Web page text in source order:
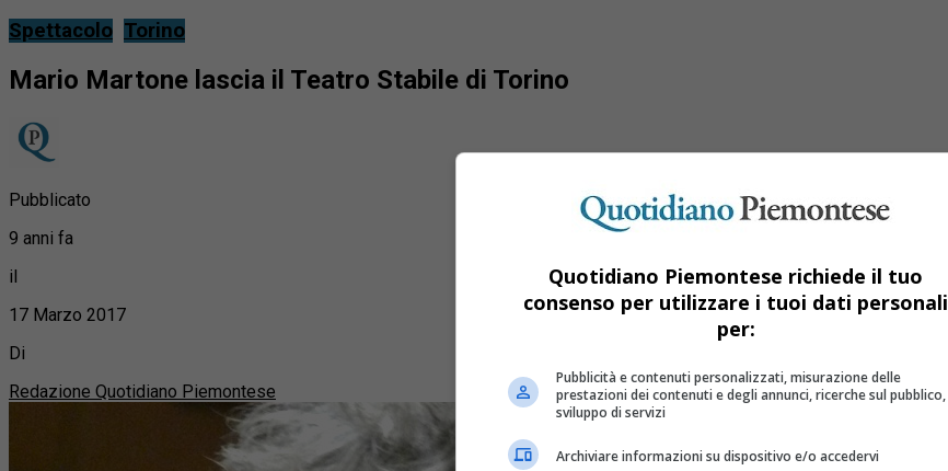
Spettacolo Torino
Mario Martone lascia il Teatro Stabile di Torino
Pubblicato
9 anni fa
il
17 Marzo 2017
Di
Redazione Quotidiano Piemontese
Quotidiano Piemontese richiede il tuo
consenso per utilizzare i tuoi dati personali
per:
Pubblicità e contenuti personalizzati, misurazione delle
prestazioni dei contenuti e degli annunci, ricerche sul pubblico,
sviluppo di servizi
Archiviare informazioni su dispositivo e/o accedervi